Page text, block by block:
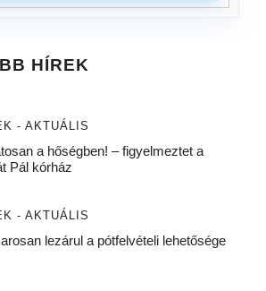
HÍREK
- AKTUÁLIS
a hőségben! – figyelmeztet a
Pál kórház
- AKTUÁLIS
lezárul a pótfelvételi lehetősége